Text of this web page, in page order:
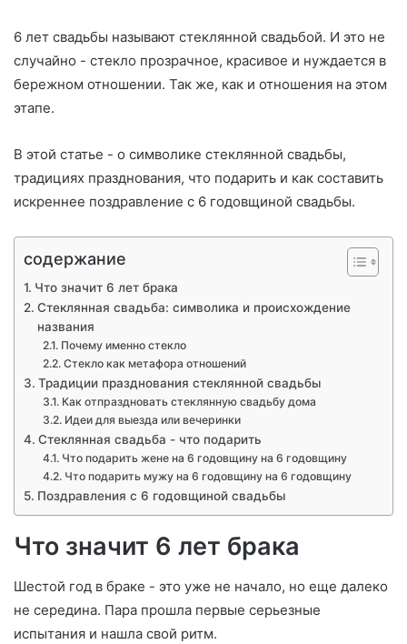
6 лет свадьбы называют стеклянной свадьбой. И это не
случайно - стекло прозрачное, красивое и нуждается в
бережном отношении. Так же, как и отношения на этом
этапе.
В этой статье - о символике стеклянной свадьбы,
традициях празднования, что подарить и как составить
искреннее поздравление с 6 годовщиной свадьбы.
содержание
Что значит 6 лет брака
Стеклянная свадьба: символика и происхождение
названия
Почему именно стекло
Стекло как метафора отношений
Традиции празднования стеклянной свадьбы
Как отпраздновать стеклянную свадьбу дома
Идеи для выезда или вечеринки
Стеклянная свадьба - что подарить
Что подарить жене на 6 годовщину на 6 годовщину
Что подарить мужу на 6 годовщину на 6 годовщину
Поздравления с 6 годовщиной свадьбы
Что значит 6 лет брака
Шестой год в браке - это уже не начало, но еще далеко
не середина. Пара прошла первые серьезные
испытания и нашла свой ритм.